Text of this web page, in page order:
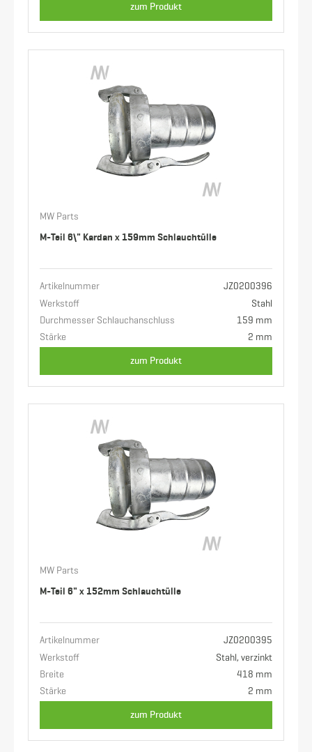
zum Produkt
MW Parts
M-Teil 6\" Kardan x 159mm Schlauchtülle
Artikelnummer
JZ0200396
Werkstoff
Stahl
Durchmesser Schlauchanschluss
159 mm
Stärke
2 mm
zum Produkt
MW Parts
M-Teil 6" x 152mm Schlauchtülle
Artikelnummer
JZ0200395
Werkstoff
Stahl, verzinkt
Breite
418 mm
Stärke
2 mm
zum Produkt